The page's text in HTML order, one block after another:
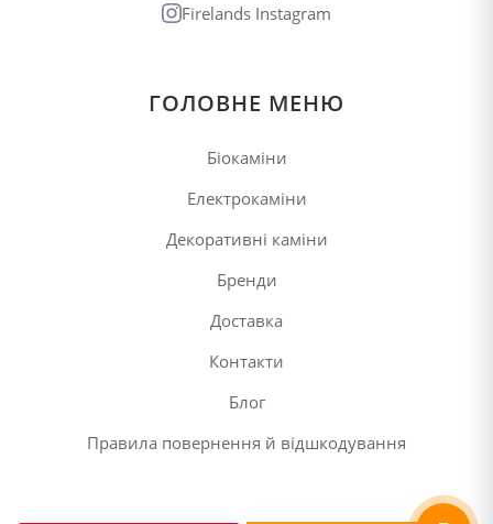
Firelands Instagram
ГОЛОВНЕ МЕНЮ
Біокаміни
Електрокаміни
Декоративні каміни
Бренди
Доставка
Контакти
Блог
Правила повернення й відшкодування